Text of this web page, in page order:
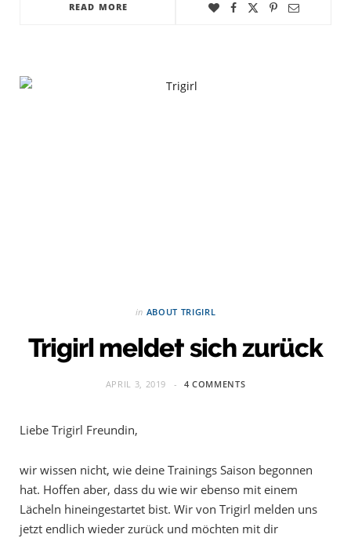
READ MORE
in ABOUT TRIGIRL
Trigirl meldet sich zurück
APRIL 3, 2019 4 COMMENTS
Liebe Trigirl Freundin,
wir wissen nicht, wie deine Trainings Saison begonnen
hat. Hoffen aber, dass du wie wir ebenso mit einem
Lächeln hineingestartet bist. Wir von Trigirl melden uns
jetzt endlich wieder zurück und möchten mit dir